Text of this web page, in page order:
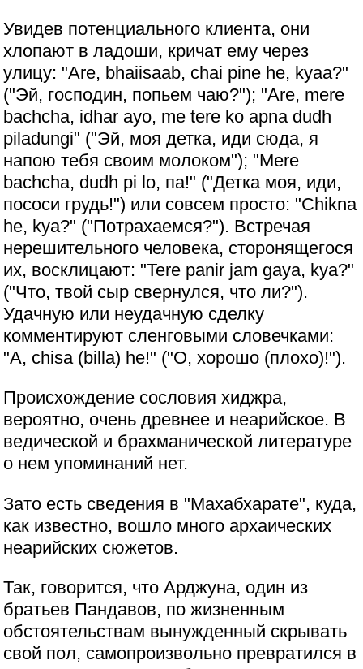
Увидев потенциального клиента, они
хлопают в ладоши, кричат ему через
улицу: "Are, bhaiisaab, chai pine he, kyaa?"
("Эй, господин, попьем чаю?"); "Are, mere
bachcha, idhar ayo, me tere ko apna dudh
piladungi" ("Эй, моя детка, иди сюда, я
напою тебя своим молоком"); "Mere
bachcha, dudh pi lo, па!" ("Детка моя, иди,
пососи грудь!") или совсем просто: "Chikna
he, kya?" ("Потрахаемся?"). Встречая
нерешительного человека, сторонящегося
их, восклицают: "Tere panir jam gaya, kya?"
("Что, твой сыр свернулся, что ли?").
Удачную или неудачную сделку
комментируют сленговыми словечками:
"A, chisa (billa) he!" ("О, хорошо (плохо)!").
Происхождение сословия хиджра,
вероятно, очень древнее и неарийское. В
ведической и брахманической литературе
о нем упоминаний нет.
Зато есть сведения в "Махабхарате", куда,
как известно, вошло много архаических
неарийских сюжетов.
Так, говорится, что Арджуна, один из
братьев Пандавов, по жизненным
обстоятельствам вынужденный скрывать
свой пол, самопроизвольно превратился в